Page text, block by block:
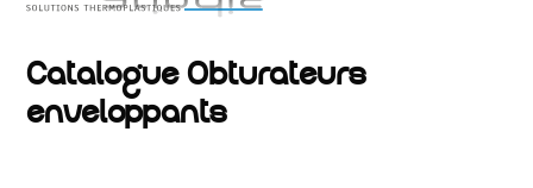
Catalogue Obturateurs
enveloppants